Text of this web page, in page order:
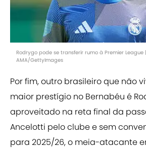
Rodrygo pode se transferir rumo à Premier
AMA/GettyImages
Por fim, outro brasileiro que não
maior prestígio no Bernabéu é
aproveitado na reta final da
Ancelotti pelo clube e sem
para 2025/26, o meia-atacante